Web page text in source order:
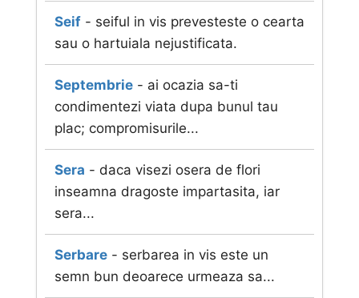
Seif - seiful in vis prevesteste o cearta
sau o hartuiala nejustificata.
Septembrie - ai ocazia sa-ti
condimentezi viata dupa bunul tau
plac; compromisurile...
Sera - daca visezi osera de flori
inseamna dragoste impartasita, iar
sera...
Serbare - serbarea in vis este un
semn bun deoarece urmeaza sa...